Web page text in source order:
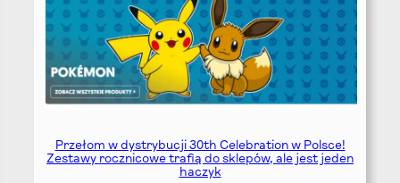
Przełom w dystrybucji 30th Celebration w Polsce!
Zestawy rocznicowe trafią do sklepów, ale jest jeden
haczyk